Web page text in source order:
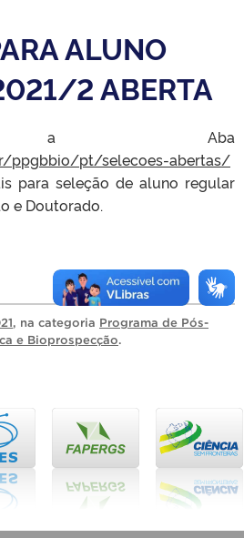
ALUNO
2 ABERTA
a Aba
ppgbbio/pt/selecoes-abertas/
para seleção de aluno regular
e Doutorado.
, na categoria Programa de Pós-
e Bioprospecção.